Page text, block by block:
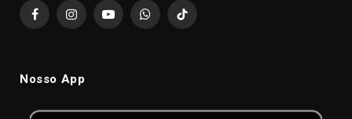
FacebookInstagramYouTubeWhatsAppTikTok
Nosso App